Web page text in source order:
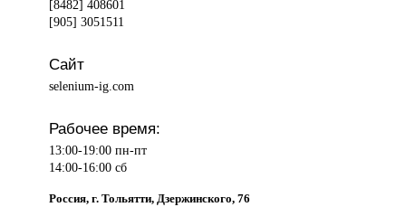
[8482] 408601
[905] 3051511
Сайт
selenium-ig.com
Рабочее время:
13:00-19:00 пн-пт
14:00-16:00 сб
Россия, г. Тольятти, Дзержинского, 76